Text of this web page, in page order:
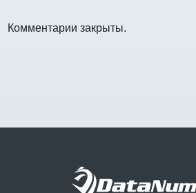
Комментарии закрыты.